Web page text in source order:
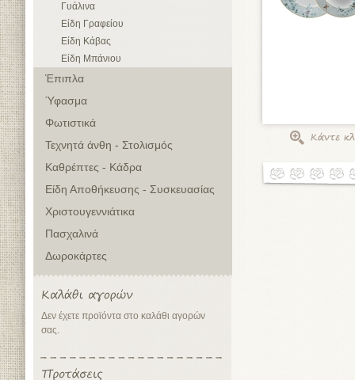
Γυάλινα
Είδη Γραφείου
Είδη Κάβας
Είδη Μπάνιου
Έπιπλα
Ύφασμα
Φωτιστικά
Τεχνητά άνθη - Στολισμός
Καθρέπτες - Κάδρα
Είδη Αποθήκευσης - Συσκευασίας
Χριστουγεννιάτικα
Πασχαλινά
Δωροκάρτες
Δεν έχετε προϊόντα στο καλάθι αγορών
σας.